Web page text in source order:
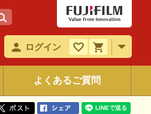
ログイン
よくあるご質問